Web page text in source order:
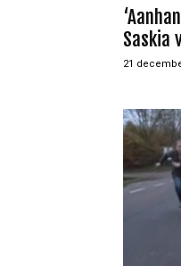
Saskia
21